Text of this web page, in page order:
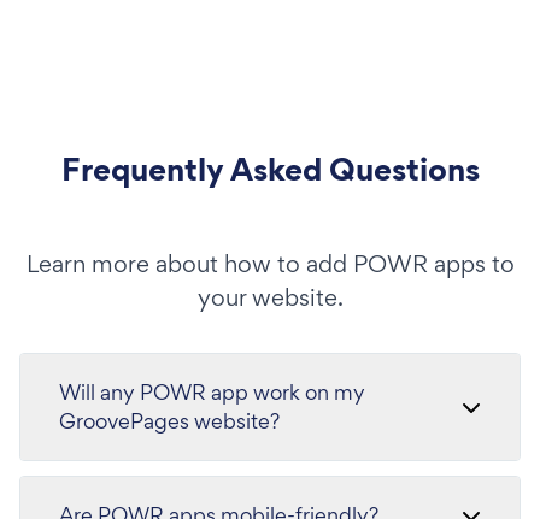
Frequently Asked Questions
Learn more about how to add POWR apps to
your website.
Will any POWR app work on my
GroovePages website?